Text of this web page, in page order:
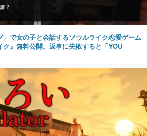
」で女の子と会話するソウルライク恋愛ゲーム
ク』無料公開。返事に失敗すると「YOU